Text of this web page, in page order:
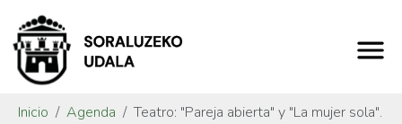
Inicio Agenda Teatro: "Pareja abierta" y "La mujer sola".